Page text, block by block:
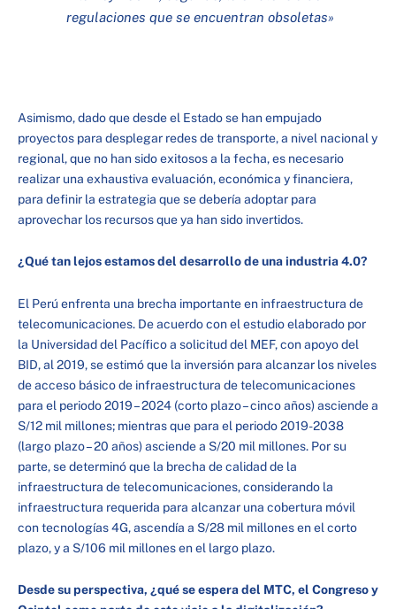
regulaciones que se encuentran obsoletas»
Asimismo, dado que desde el Estado se han empujado
proyectos para desplegar redes de transporte, a nivel nacional y
regional, que no han sido exitosos a la fecha, es necesario
realizar una exhaustiva evaluación, económica y financiera,
para definir la estrategia que se debería adoptar para
aprovechar los recursos que ya han sido invertidos.
¿Qué tan lejos estamos del desarrollo de una industria 4.0?
El Perú enfrenta una brecha importante en infraestructura de
telecomunicaciones. De acuerdo con el estudio elaborado por
la Universidad del Pacífico a solicitud del MEF, con apoyo del
BID, al 2019, se estimó que la inversión para alcanzar los niveles
de acceso básico de infraestructura de telecomunicaciones
para el periodo 2019 – 2024 (corto plazo – cinco años) asciende a
S/12 mil millones; mientras que para el periodo 2019-2038
(largo plazo – 20 años) asciende a S/20 mil millones. Por su
parte, se determinó que la brecha de calidad de la
infraestructura de telecomunicaciones, considerando la
infraestructura requerida para alcanzar una cobertura móvil
con tecnologías 4G, ascendía a S/28 mil millones en el corto
plazo, y a S/106 mil millones en el largo plazo.
Desde su perspectiva, ¿qué se espera del MTC, el Congreso y